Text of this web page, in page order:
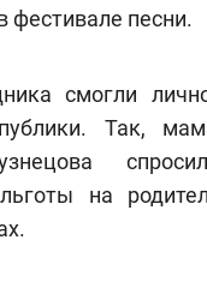
фестивале песни.
смогли
Так,
на